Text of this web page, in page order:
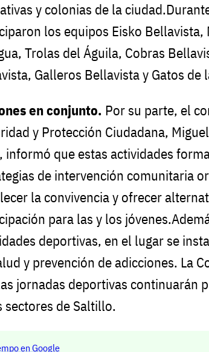
y colonias de la
los equipos Eisko Bellavista,
Trolas del Águila, Cobras
Galleros Bellavista y Gatos de
en conjunto. Por su parte, el
y Protección Ciudadana,
informó que estas actividades
de intervención comunitaria
la convivencia y ofrecer
para las y los
deportivas, en el lugar se
y prevención de adicciones. La
jornadas deportivas continuarán
sectores de Saltillo.
en Google